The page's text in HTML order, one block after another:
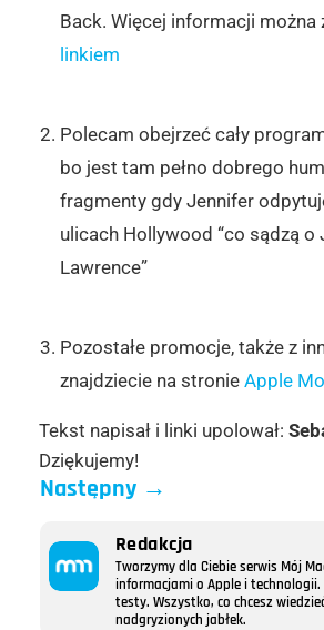
Back. Więcej informacji można
linkiem
Polecam obejrzeć cały
bo jest tam pełno dobrego
fragmenty gdy Jennifer
ulicach Hollywood “co sądzą o
Lawrence”
Pozostałe promocje, także z
znajdziecie na stronie Apple
Tekst napisał i linki upolował:
Dziękujemy!
Następny→
Redakcja
Tworzymy dla Ciebie serwis Mój
informacjami o Apple i technologii.
testy. Wszystko, co chcesz
nadgryzionych jabłek.